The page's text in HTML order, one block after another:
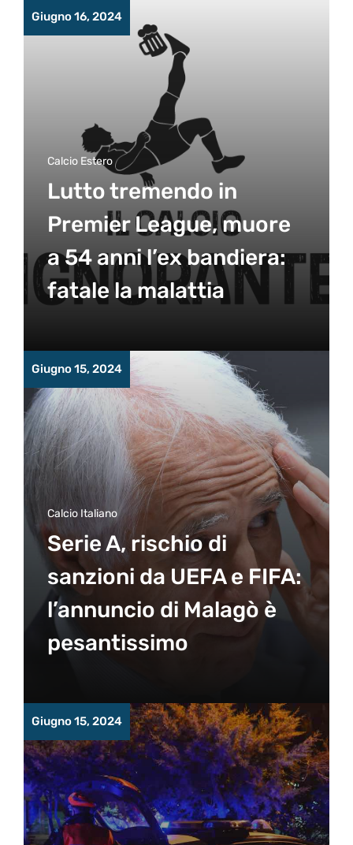
Giugno 16, 2024
Calcio Estero
Lutto tremendo in
Premier League, muore
a 54 anni l’ex bandiera:
fatale la malattia
Giugno 15, 2024
Calcio Italiano
Serie A, rischio di
sanzioni da UEFA e FIFA:
l’annuncio di Malagò è
pesantissimo
Giugno 15, 2024